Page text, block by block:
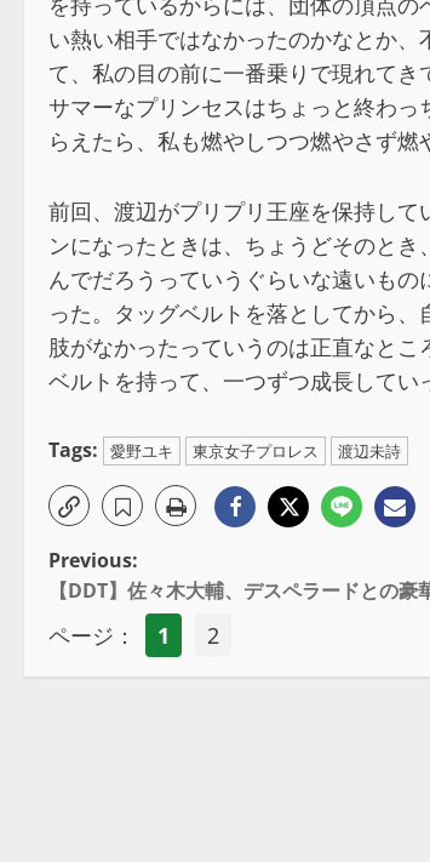
い熱い相手ではなかったのかなとか
て、私の目の前に一番乗りで現れて
サマーなプリンセスはちょっと終わ
らえたら、私も燃やしつつ燃やさず燃
前回、渡辺がプリプリ王座を保持し
ンになったときは、ちょうどそのと
んでだろうっていうぐらいな遠いも
った。タッグベルトを落としてから
肢がなかったっていうのは正直なと
ベルトを持って、一つずつ成長してい
Tags: 愛野ユキ 東京女子プロレス 渡辺未詩
Previous:
【DDT】佐々木大輔、デスペラードとの
ページ： 1 2